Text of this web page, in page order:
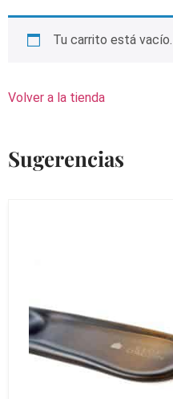
Tu carrito está vacío.
Volver a la tienda
Sugerencias